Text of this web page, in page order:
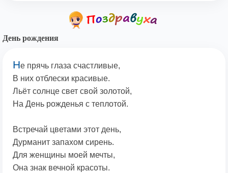
День рождения
Не прячь глаза счастливые,
В них отблески красивые.
Льёт солнце свет свой золотой,
На День рожденья с теплотой.
Встречай цветами этот день,
Дурманит запахом сирень.
Для женщины моей мечты,
Она знак вечной красоты.